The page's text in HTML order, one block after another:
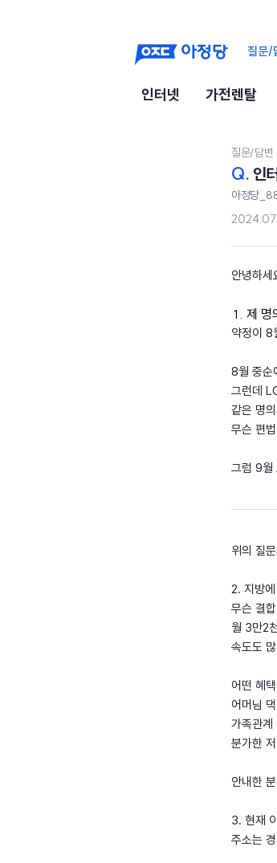
질문/
인터넷 가전렌탈
질문/답변
Q. 인
아정당
안녕하세
제 명
약정이 8
8월 중순
그런데
같은 명
무슨 편
그럼 9월
위의 질
2. 지방
무슨 결
월 3만2
속도도
어떤 혜
어머님
가족관계
분가한
안내한
3. 현재
주소는